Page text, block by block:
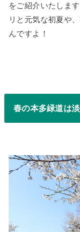
をご紹介いたしま
リと元気な初夏や
んですよ！
春の本多緑道は